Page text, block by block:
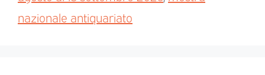
nazionale antiquariato